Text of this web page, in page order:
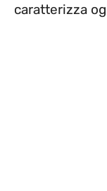
caratterizza